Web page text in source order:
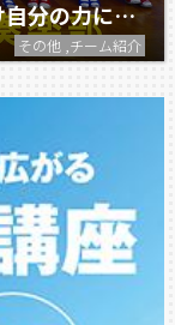
栄光に近道はない、頑張った分だけ自分の力になる！
その他 ,チーム紹介